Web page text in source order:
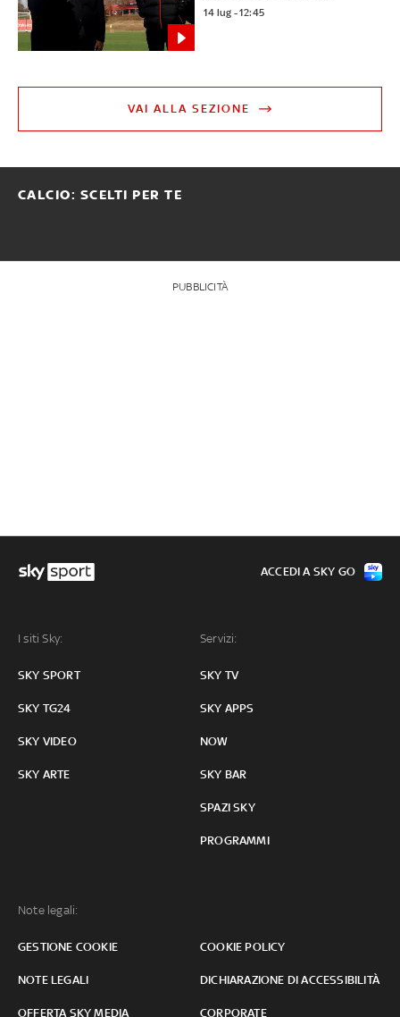
14 lug - 12:45
VAI ALLA SEZIONE
CALCIO: SCELTI PER TE
PUBBLICITÀ
I siti Sky:
SKY SPORT
SKY TG24
SKY VIDEO
SKY ARTE
Servizi:
SKY TV
SKY APPS
NOW
SKY BAR
SPAZI SKY
PROGRAMMI
Note legali:
GESTIONE COOKIE COOKIE POLICY
NOTE LEGALI DICHIARAZIONE DI ACCESSIBILITÀ
OFFERTA SKY MEDIA CORPORATE
ACCEDI A SKY GO